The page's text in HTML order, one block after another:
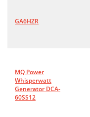
GA6HZR
MQ Power
Whisperwatt
Generator DCA-
60SS12